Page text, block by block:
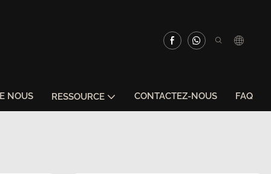
NOUS RESSOURCE CONTACTEZ-NOUS FAQ